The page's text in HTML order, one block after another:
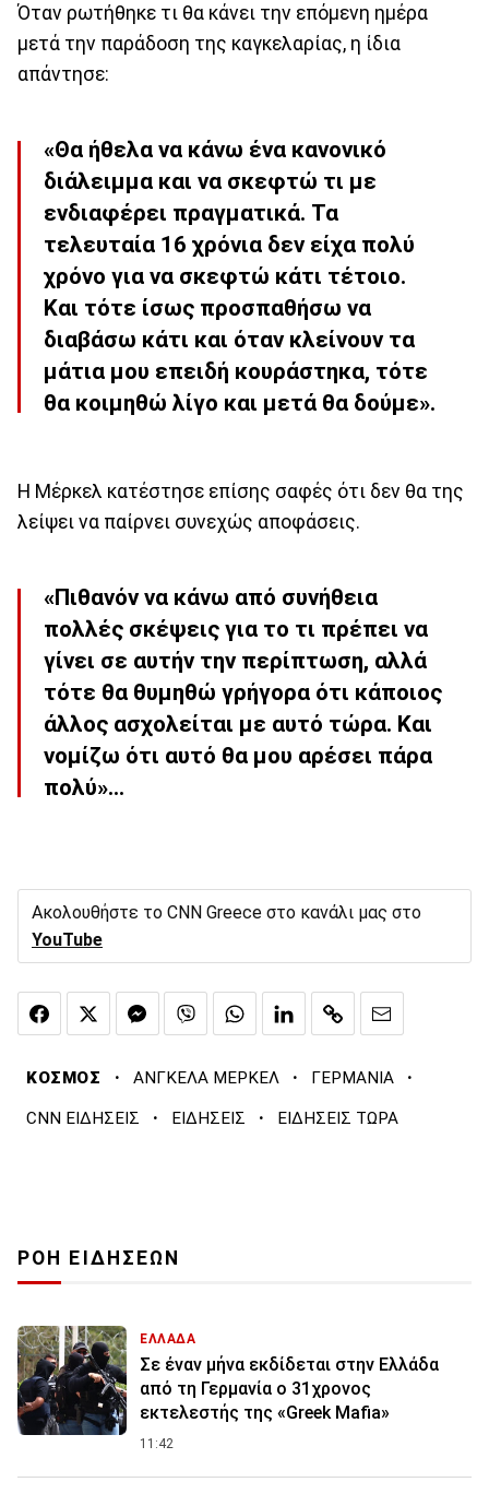
Όταν ρωτήθηκε τι θα κάνει την επόμενη ημέρα
μετά την παράδοση της καγκελαρίας, η ίδια
απάντησε:
«Θα ήθελα να κάνω ένα κανονικό
διάλειμμα και να σκεφτώ τι με
ενδιαφέρει πραγματικά. Τα
τελευταία 16 χρόνια δεν είχα πολύ
χρόνο για να σκεφτώ κάτι τέτοιο.
Και τότε ίσως προσπαθήσω να
διαβάσω κάτι και όταν κλείνουν τα
μάτια μου επειδή κουράστηκα, τότε
θα κοιμηθώ λίγο και μετά θα δούμε».
Η Μέρκελ κατέστησε επίσης σαφές ότι δεν θα της
λείψει να παίρνει συνεχώς αποφάσεις.
«Πιθανόν να κάνω από συνήθεια
πολλές σκέψεις για το τι πρέπει να
γίνει σε αυτήν την περίπτωση, αλλά
τότε θα θυμηθώ γρήγορα ότι κάποιος
άλλος ασχολείται με αυτό τώρα. Και
νομίζω ότι αυτό θα μου αρέσει πάρα
πολύ»...
Ακολουθήστε το CNN Greece στο κανάλι μας στο
YouTube
ΚΟΣΜΟΣ · ΑΝΓΚΕΛΑ ΜΕΡΚΕΛ · ΓΕΡΜΑΝΙΑ ·
CNN ΕΙΔΗΣΕΙΣ · ΕΙΔΗΣΕΙΣ · ΕΙΔΗΣΕΙΣ ΤΩΡΑ
ΡΟΗ ΕΙΔΗΣΕΩΝ
ΕΛΛΑΔΑ
Σε έναν μήνα εκδίδεται στην Ελλάδα
από τη Γερμανία ο 31χρονος
εκτελεστής της «Greek Mafia»
11:42